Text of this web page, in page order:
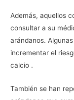
Además, aquellos
consultar a su
arándanos.
incrementar el
calcio .
También se han